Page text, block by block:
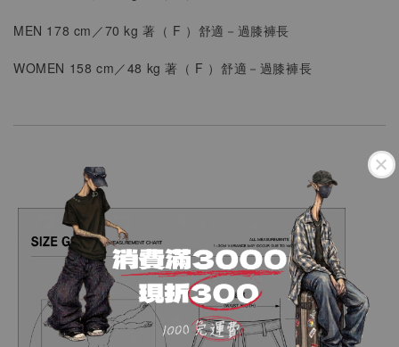
MEN 178 cm／70 kg 著（ F ） 舒適 －過膝褲長
WOMEN 158 cm／48 kg 著（ F ）舒適 － 過膝褲長